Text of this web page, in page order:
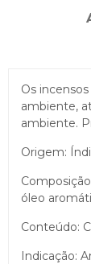
Os
ambiente,
ambiente.
Origem:
óleo
Conteúdo:
Indicação: